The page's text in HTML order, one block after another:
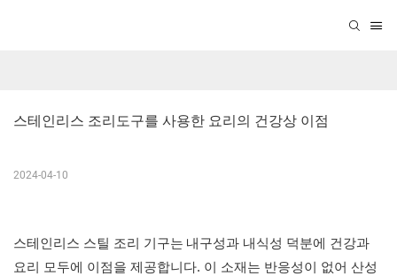
스테인리스 조리도구를 사용한 요리의 건강상 이점
2024-04-10
스테인리스 스틸 조리 기구는 내구성과 내식성 덕분에 건강과
요리 모두에 이점을 제공합니다. 이 소재는 반응성이 없어 산성